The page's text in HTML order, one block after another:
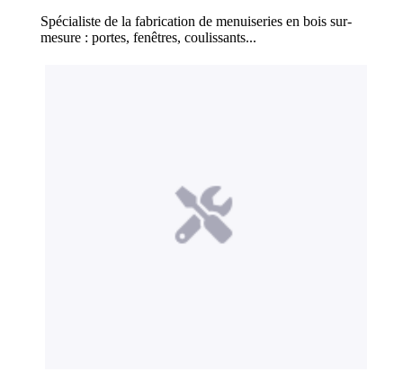
Spécialiste de la fabrication de menuiseries en bois sur-
mesure : portes, fenêtres, coulissants...